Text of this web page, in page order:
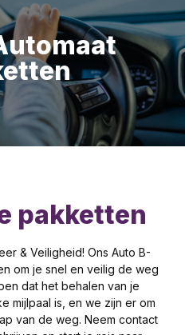
pakketten
& Veiligheid! Ons Auto B-
om je snel en veilig de weg
dat het behalen van je
mijlpaal is, en we zijn er om
van de weg. Neem contact